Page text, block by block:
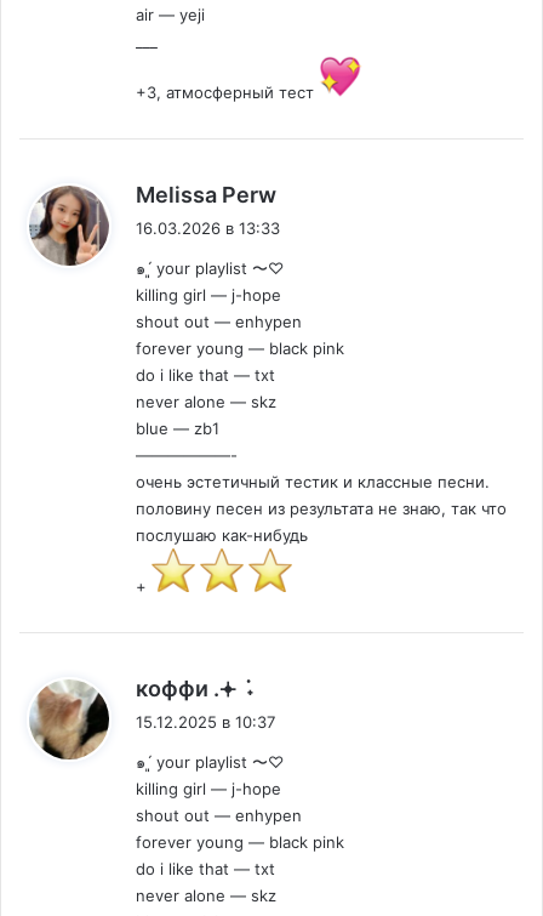
air — yeji
+3, атмосферный тест
Melissa Perw
16.03.2026 в 13:33
๑ˊ͈ your playlist 〜♡
killing girl — j-hope
shout out — enhypen
forever young — black pink
do i like that — txt
never alone — skz
blue — zb1
——————-
очень эстетичный тестик и классные песни.
половину песен из результата не знаю, так что
послушаю как-нибудь
+
коффи .𖥔 ݁ ˖
15.12.2025 в 10:37
๑ˊ͈ your playlist 〜♡
killing girl — j-hope
shout out — enhypen
forever young — black pink
do i like that — txt
never alone — skz